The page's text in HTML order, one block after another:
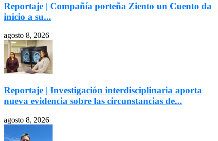
Reportaje | Compañía porteña Ziento un Cuento da
inicio a su...
agosto 8, 2026
Reportaje | Investigación interdisciplinaria aporta
nueva evidencia sobre las circunstancias de...
agosto 8, 2026